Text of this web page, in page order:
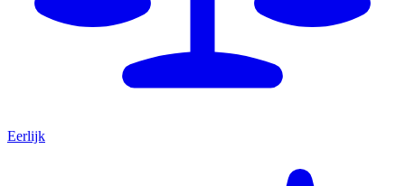
Eerlijk